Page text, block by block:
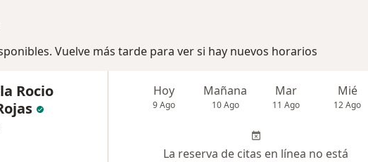
Vuelve más tarde para ver si hay nuevos horarios
Rocio
Hoy
9 Ago
Mañana
10 Ago
Mar
11 Ago
Mié
12 Ago
La reserva de citas en línea no está